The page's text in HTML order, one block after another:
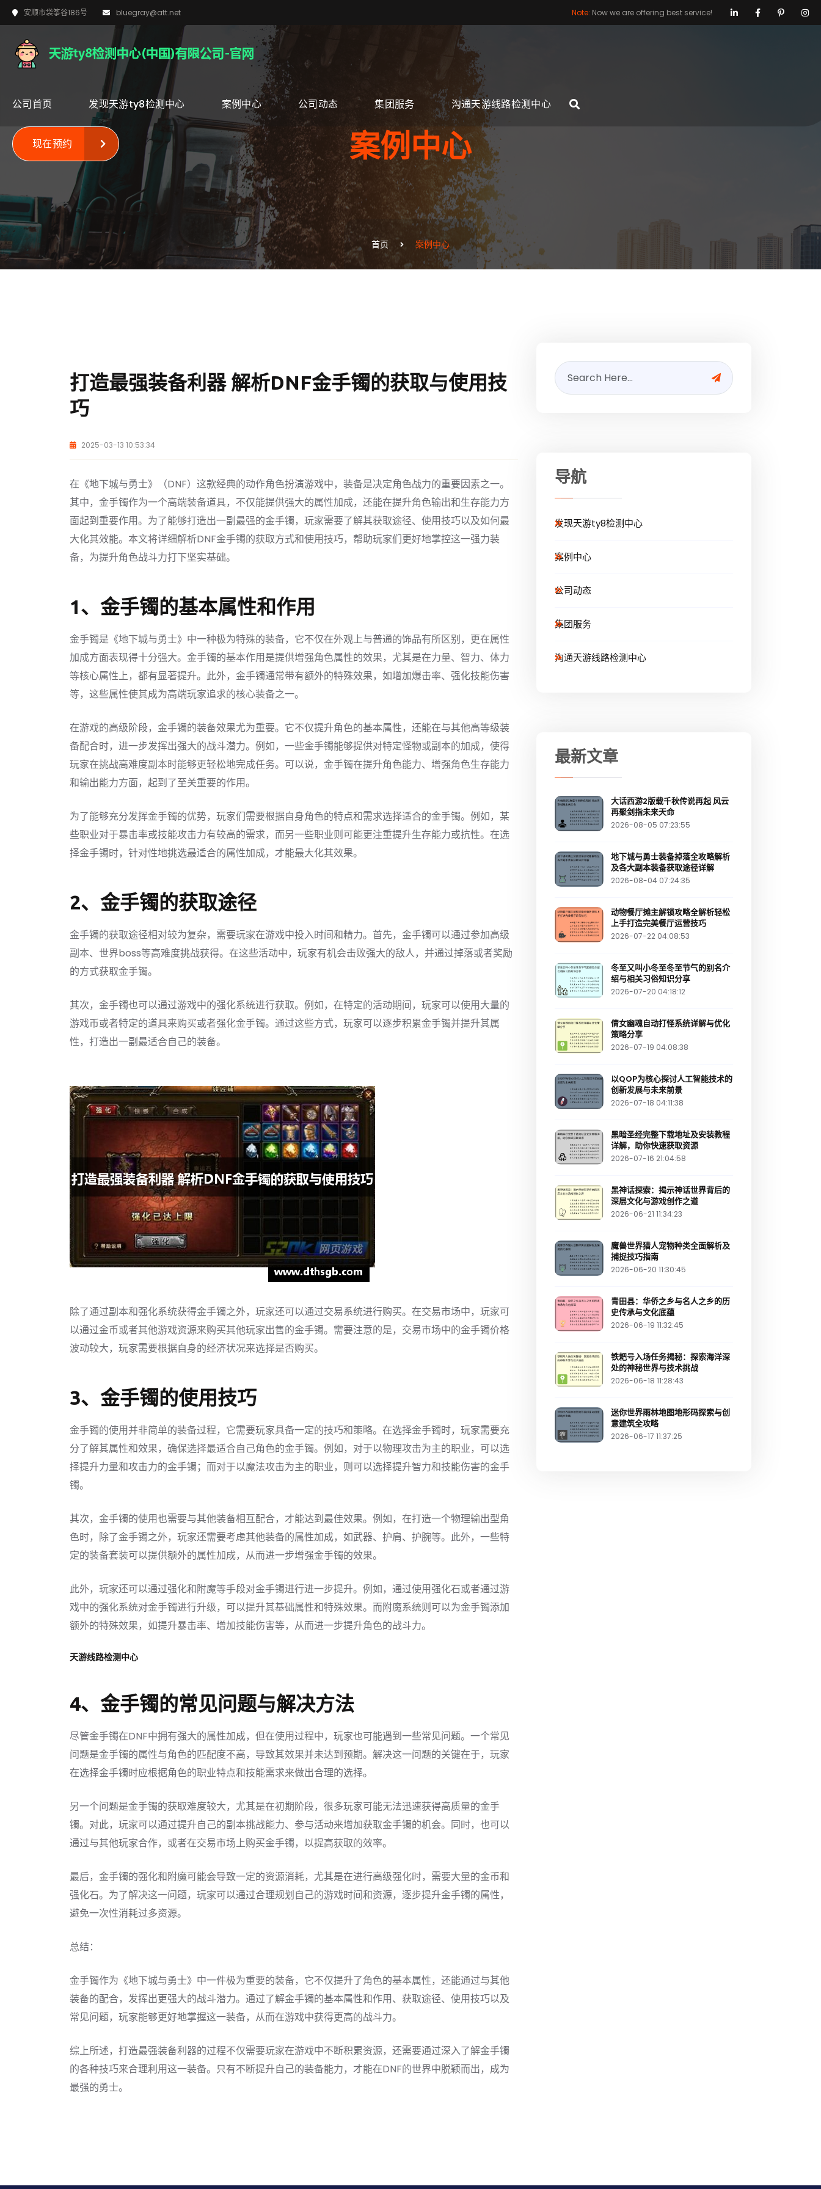
安顺市袋筝谷186号 bluegray@att.net Note: Now we are offering best service!
公司首页 发现天游ty8检测中心 案例中心 公司动态 集团服务 沟通天游线路检测中心
现在预约 案例中心
首页 案例中心
打造最强装备利器 解析DNF金手镯的获取与使用技
巧
2025-03-13 10:53:34
在《地下城与勇士》（DNF）这款经典的动作角色扮演游戏中，装备是决定角色战力的重要因素之一。
其中，金手镯作为一个高端装备道具，不仅能提供强大的属性加成，还能在提升角色输出和生存能力方
面起到重要作用。为了能够打造出一副最强的金手镯，玩家需要了解其获取途径、使用技巧以及如何最
大化其效能。本文将详细解析DNF金手镯的获取方式和使用技巧，帮助玩家们更好地掌控这一强力装
备，为提升角色战斗力打下坚实基础。
1、金手镯的基本属性和作用
金手镯是《地下城与勇士》中一种极为特殊的装备，它不仅在外观上与普通的饰品有所区别，更在属性
加成方面表现得十分强大。金手镯的基本作用是提供增强角色属性的效果，尤其是在力量、智力、体力
等核心属性上，都有显著提升。此外，金手镯通常带有额外的特殊效果，如增加爆击率、强化技能伤害
等，这些属性使其成为高端玩家追求的核心装备之一。
在游戏的高级阶段，金手镯的装备效果尤为重要。它不仅提升角色的基本属性，还能在与其他高等级装
备配合时，进一步发挥出强大的战斗潜力。例如，一些金手镯能够提供对特定怪物或副本的加成，使得
玩家在挑战高难度副本时能够更轻松地完成任务。可以说，金手镯在提升角色能力、增强角色生存能力
和输出能力方面，起到了至关重要的作用。
为了能够充分发挥金手镯的优势，玩家们需要根据自身角色的特点和需求选择适合的金手镯。例如，某
些职业对于暴击率或技能攻击力有较高的需求，而另一些职业则可能更注重提升生存能力或抗性。在选
择金手镯时，针对性地挑选最适合的属性加成，才能最大化其效果。
2、金手镯的获取途径
金手镯的获取途径相对较为复杂，需要玩家在游戏中投入时间和精力。首先，金手镯可以通过参加高级
副本、世界boss等高难度挑战获得。在这些活动中，玩家有机会击败强大的敌人，并通过掉落或者奖励
的方式获取金手镯。
其次，金手镯也可以通过游戏中的强化系统进行获取。例如，在特定的活动期间，玩家可以使用大量的
游戏币或者特定的道具来购买或者强化金手镯。通过这些方式，玩家可以逐步积累金手镯并提升其属
性，打造出一副最适合自己的装备。
除了通过副本和强化系统获得金手镯之外，玩家还可以通过交易系统进行购买。在交易市场中，玩家可
以通过金币或者其他游戏资源来购买其他玩家出售的金手镯。需要注意的是，交易市场中的金手镯价格
波动较大，玩家需要根据自身的经济状况来选择是否购买。
3、金手镯的使用技巧
金手镯的使用并非简单的装备过程，它需要玩家具备一定的技巧和策略。在选择金手镯时，玩家需要充
分了解其属性和效果，确保选择最适合自己角色的金手镯。例如，对于以物理攻击为主的职业，可以选
择提升力量和攻击力的金手镯；而对于以魔法攻击为主的职业，则可以选择提升智力和技能伤害的金手
镯。
其次，金手镯的使用也需要与其他装备相互配合，才能达到最佳效果。例如，在打造一个物理输出型角
色时，除了金手镯之外，玩家还需要考虑其他装备的属性加成，如武器、护肩、护腕等。此外，一些特
定的装备套装可以提供额外的属性加成，从而进一步增强金手镯的效果。
此外，玩家还可以通过强化和附魔等手段对金手镯进行进一步提升。例如，通过使用强化石或者通过游
戏中的强化系统对金手镯进行升级，可以提升其基础属性和特殊效果。而附魔系统则可以为金手镯添加
额外的特殊效果，如提升暴击率、增加技能伤害等，从而进一步提升角色的战斗力。
天游线路检测中心
4、金手镯的常见问题与解决方法
尽管金手镯在DNF中拥有强大的属性加成，但在使用过程中，玩家也可能遇到一些常见问题。一个常见
问题是金手镯的属性与角色的匹配度不高，导致其效果并未达到预期。解决这一问题的关键在于，玩家
在选择金手镯时应根据角色的职业特点和技能需求来做出合理的选择。
另一个问题是金手镯的获取难度较大，尤其是在初期阶段，很多玩家可能无法迅速获得高质量的金手
镯。对此，玩家可以通过提升自己的副本挑战能力、参与活动来增加获取金手镯的机会。同时，也可以
通过与其他玩家合作，或者在交易市场上购买金手镯，以提高获取的效率。
最后，金手镯的强化和附魔可能会导致一定的资源消耗，尤其是在进行高级强化时，需要大量的金币和
强化石。为了解决这一问题，玩家可以通过合理规划自己的游戏时间和资源，逐步提升金手镯的属性，
避免一次性消耗过多资源。
总结：
金手镯作为《地下城与勇士》中一件极为重要的装备，它不仅提升了角色的基本属性，还能通过与其他
装备的配合，发挥出更强大的战斗潜力。通过了解金手镯的基本属性和作用、获取途径、使用技巧以及
常见问题，玩家能够更好地掌握这一装备，从而在游戏中获得更高的战斗力。
综上所述，打造最强装备利器的过程不仅需要玩家在游戏中不断积累资源，还需要通过深入了解金手镯
的各种技巧来合理利用这一装备。只有不断提升自己的装备能力，才能在DNF的世界中脱颖而出，成为
最强的勇士。
导航
发现天游ty8检测中心
案例中心
公司动态
集团服务
沟通天游线路检测中心
最新文章
大话西游2版载千秋传说再起 风云
再聚剑指未来天命
2026-08-05 07:23:55
地下城与勇士装备掉落全攻略解析
及各大副本装备获取途径详解
2026-08-04 07:24:35
动物餐厅摊主解锁攻略全解析轻松
上手打造完美餐厅运营技巧
2026-07-22 04:08:53
冬至又叫小冬至冬至节气的别名介
绍与相关习俗知识分享
2026-07-20 04:18:12
倩女幽魂自动打怪系统详解与优化
策略分享
2026-07-19 04:08:38
以QOP为核心探讨人工智能技术的
创新发展与未来前景
2026-07-18 04:11:38
黑暗圣经完整下载地址及安装教程
详解，助你快速获取资源
2026-07-16 21:04:58
黑神话探索：揭示神话世界背后的
深层文化与游戏创作之道
2026-06-21 11:34:23
魔兽世界猎人宠物种类全面解析及
捕捉技巧指南
2026-06-20 11:30:45
青田县：华侨之乡与名人之乡的历
史传承与文化底蕴
2026-06-19 11:32:45
铁耙号入场任务揭秘：探索海洋深
处的神秘世界与技术挑战
2026-06-18 11:28:43
迷你世界雨林地图地形码探索与创
意建筑全攻略
2026-06-17 11:37:25